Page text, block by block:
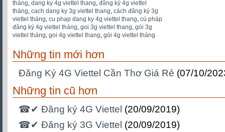
tháng, dang ky 4g viettel thang, đăng ký 4g viettel
tháng, cach dang ky 3g viettel thang, cách đăng ký 3g
viettel tháng, cu phap dang ky 4g viettel thang, cú pháp
đăng ký 4g viettel tháng, goi 3g viettel thang, gói 3g
viettel tháng, goi 4g viettel thang, gói 4g viettel tháng.
Những tin mới hơn
Đăng Ký 4G Viettel Cần Thơ Giá Rẻ (07/10/
Những tin cũ hơn
☎✔‎ Đăng ký 4G Viettel (20/09/2019)
☎✔‎ Đăng ký 3G Viettel (20/09/2019)